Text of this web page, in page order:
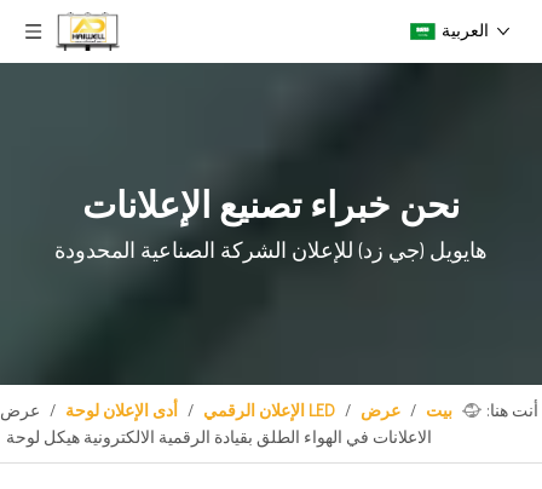
العربية
نحن خبراء تصنيع الإعلانات
هايويل (جي زد) للإعلان الشركة الصناعية المحدودة
أنت هنا: بيت / عرض / LED الإعلان الرقمي / أدى الإعلان لوحة / عرض
الاعلانات في الهواء الطلق بقيادة الرقمية الالكترونية هيكل لوحة